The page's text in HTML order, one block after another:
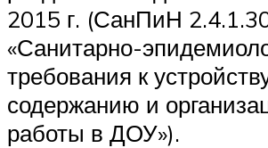
2015 г. (СанПиН
«Санитарно-
требования к
содержанию и
работы в ДОУ»).